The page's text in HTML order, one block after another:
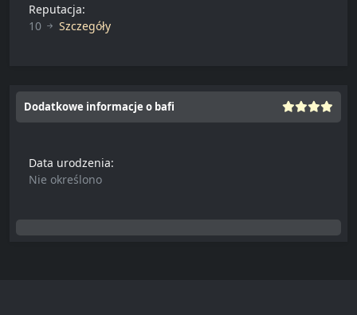
Reputacja:
10
Szczegóły
Dodatkowe informacje o bafi
Data urodzenia:
Nie określono